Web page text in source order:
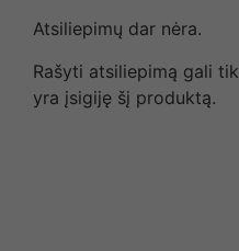
Atsiliepimų dar nėra.
Rašyti atsiliepimą gali
yra įsigiję šį produktą.